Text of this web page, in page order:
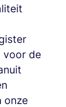
voor de
onze